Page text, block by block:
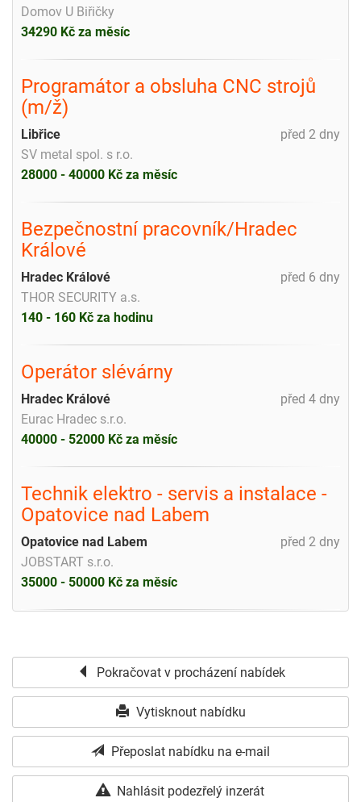
Domov U Biřičky
34290 Kč za měsíc
Programátor a obsluha CNC strojů
(m/ž)
před 2 dny
Libřice
SV metal spol. s r.o.
28000 - 40000 Kč za měsíc
Bezpečnostní pracovník/Hradec
Králové
před 6 dny
Hradec Králové
THOR SECURITY a.s.
140 - 160 Kč za hodinu
Operátor slévárny
před 4 dny
Hradec Králové
Eurac Hradec s.r.o.
40000 - 52000 Kč za měsíc
Technik elektro - servis a instalace -
Opatovice nad Labem
před 2 dny
Opatovice nad Labem
JOBSTART s.r.o.
35000 - 50000 Kč za měsíc
Pokračovat v procházení nabídek
Vytisknout nabídku
Přeposlat nabídku na e-mail
Nahlásit podezřelý inzerát